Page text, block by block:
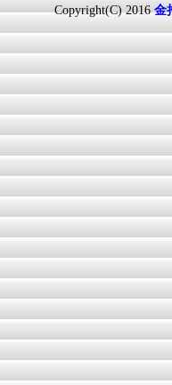
Copyright(C) 2016金